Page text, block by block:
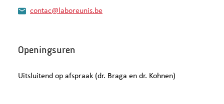
contac@laboreunis.be
Openingsuren
Uitsluitend op afspraak (dr. Braga en dr. Kohnen)